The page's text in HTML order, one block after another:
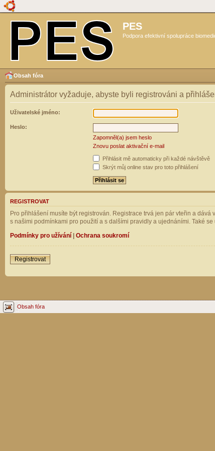
PES
Podpora efektivní spolupráce
Obsah fóra
Administrátor vyžaduje, abyste byli registrováni a
Uživatelské jméno:
Heslo:
Zapomněl(a) jsem heslo
Znovu poslat aktivační e-mail
Přihlásit mě automaticky při každé návštěvě
Skrýt můj online stav pro toto přihlášení
REGISTROVAT
Pro přihlášení musíte být registrován. Registrace trvá jen pár vteřin a
s našimi podmínkami pro použití a s dalšími pravidly a ujednáními. Také
Podmínky pro užívání | Ochrana soukromí
Registrovat
Obsah fóra